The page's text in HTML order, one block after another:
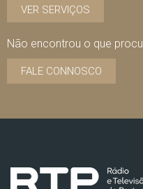
VER SERVIÇOS
Não encontrou o que
FALE CONNOSCO